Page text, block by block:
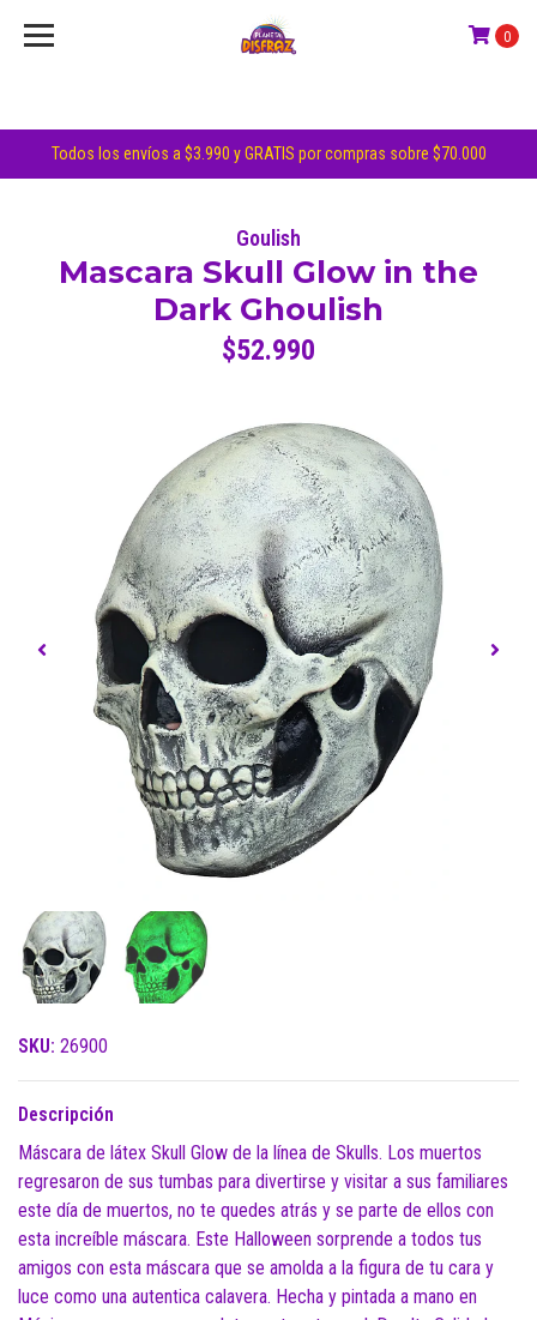
Todos los envíos a $3.990 y GRATIS por compras sobre $70.000
0
Goulish
Mascara Skull Glow in the
Dark Ghoulish
$52.990
SKU: 26900
Descripción
Máscara de látex Skull Glow de la línea de Skulls. Los muertos
regresaron de sus tumbas para divertirse y visitar a sus familiares
este día de muertos, no te quedes atrás y se parte de ellos con
esta increíble máscara. Este Halloween sorprende a todos tus
amigos con esta máscara que se amolda a la figura de tu cara y
luce como una autentica calavera. Hecha y pintada a mano en